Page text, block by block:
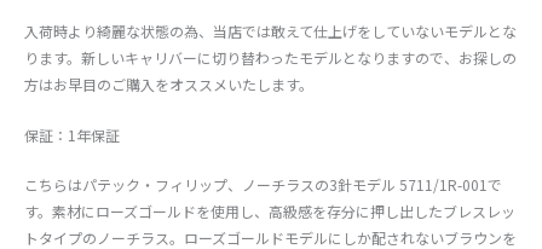
入荷時より綺麗な状態の為、当店では敢えて仕上げをしていないモデルとな
ります。新しいキャリバーに切り替わったモデルとなりますので、お探しの
方はお早目のご購入をオススメいたします。
保証：1年保証
こちらはパテック・フィリップ、ノーチラスの3針モデル 5711/1R-001で
す。素材にローズゴールドを使用し、高級感を存分に押し出したブレスレッ
トタイプのノーチラス。ローズゴールドモデルにしか配されないブラウンを